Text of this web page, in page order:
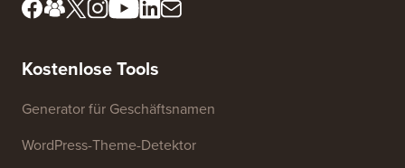
Kostenlose Tools
Generator für Geschäftsnamen
WordPress-Theme-Detektor